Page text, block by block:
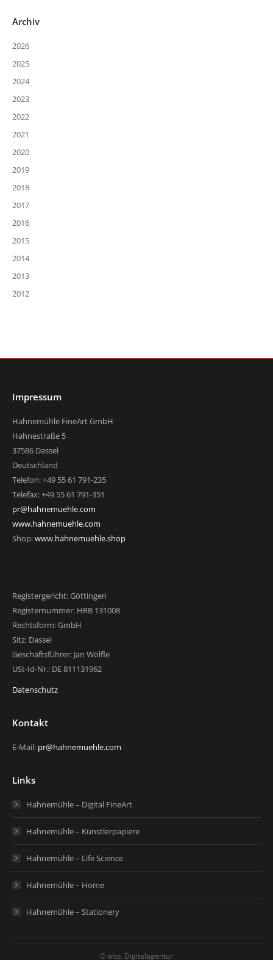
Archiv
2026
2025
2024
2023
2022
2021
2020
2019
2018
2017
2016
2015
2014
2013
2012
Impressum
Hahnemühle FineArt GmbH
Hahnestraße 5
37586 Dassel
Deutschland
Telefon: +49 55 61 791-235
Telefax: +49 55 61 791-351
pr@hahnemuehle.com
www.hahnemuehle.com
Shop:www.hahnemuehle.shop
Registergericht: Göttingen
Registernummer: HRB 131008
Rechtsform: GmbH
Sitz: Dassel
Geschäftsführer: Jan Wölfle
USt-Id-Nr.: DE 811131962
Datenschutz
Kontakt
E-Mail: pr@hahnemuehle.com
Links
Hahnemühle – Digital FineArt
Hahnemühle – Künstlerpapiere
Hahnemühle – Life Science
Hahnemühle – Home
Hahnemühle – Stationery
© alto. Digitalagentur